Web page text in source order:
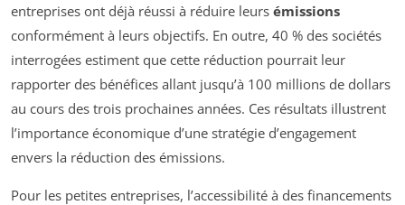
entreprises ont déjà réussi à réduire leurs émissions
conformément à leurs objectifs. En outre, 40 % des sociétés
interrogées estiment que cette réduction pourrait leur
rapporter des bénéfices allant jusqu’à 100 millions de dollars
au cours des trois prochaines années. Ces résultats illustrent
l’importance économique d’une stratégie d’engagement
envers la réduction des émissions.
Pour les petites entreprises, l’accessibilité à des financements